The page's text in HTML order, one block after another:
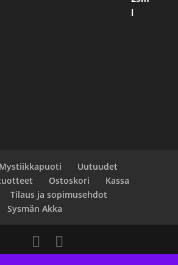
Mystiikkapuoti
Uutuudet
Ostoskori
Kassa
Tilaus ja sopimusehdot
Sysmän Akka